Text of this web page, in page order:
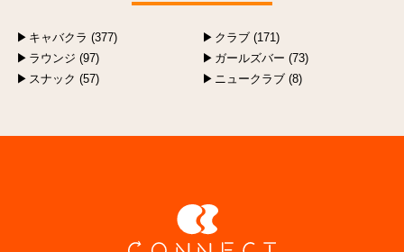
キャバクラ (377)
クラブ (171)
ラウンジ (97)
ガールズバー (73)
スナック (57)
ニュークラブ (8)